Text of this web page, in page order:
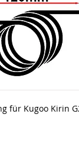
für Kugoo Kirin